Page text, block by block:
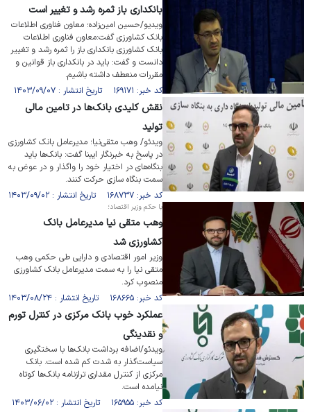
بانکداری باز ثمره رشد و تغییر است
ویدیو/حسین امین‌زاده؛ معاون فناوری اطلاعات
بانک کشاورزی گفت:معاون فناوری اطلاعات
بانک کشاورزی بانکداری باز را ثمره رشد و تغییر
دانست و گفت: باید در بانکداری باز قوانین و
مقررات منعطف داشته باشیم.
کد خبر: ۱۶۹۱۷۱ تاریخ انتشار : ۱۴۰۳/۰۹/۰۷
نقش کلیدی بانک‌ها در تامین مالی
تولید
ویدئو/ وهب متقی‌نیا؛ مدیرعامل بانک کشاورزی
در پاسخ به خبرنگار ایبنا گفت: بانک‌ها باید
بنگاه‌های در اختیار خود را واگذار و در عوض به
سمت بنگاه سازی حرکت کنند.
کد خبر: ۱۶۸۷۳۷ تاریخ انتشار : ۱۴۰۳/۰۹/۰۲
با حکم وزیر اقتصاد؛
وهب متقی نیا مدیرعامل بانک
کشاورزی شد
وزیر امور اقتصادی و دارایی طی حکمی وهب
متقی نیا را به سمت مدیرعامل بانک کشاورزی
منصوب کرد.
کد خبر: ۱۶۸۶۶۵ تاریخ انتشار : ۱۴۰۳/۰۸/۲۴
عملکرد خوب بانک مرکزی در کنترل تورم
و نقدینگی
ویدئو/اضافه برداشت بانک‌ها با سختگیری
سیاست‌گذار به شدت کم شده است. بانک
مرکزی از کنترل مقداری ترازنامه بانک‌ها کوتاه
نیامده است.
کد خبر: ۱۶۵۹۵۵ تاریخ انتشار : ۱۴۰۳/۰۶/۰۲